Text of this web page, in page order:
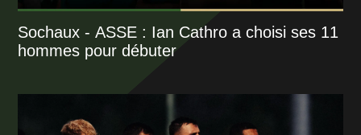
Sochaux - ASSE : Ian Cathro a choisi ses 11
hommes pour débuter